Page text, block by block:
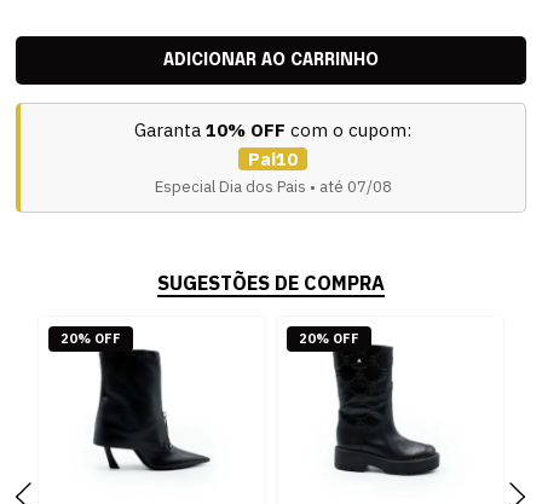
Garanta 10% OFF com o cupom:
Pai10
Especial Dia dos Pais • até 07/08
SUGESTÕES DE COMPRA
20% OFF 20% OFF